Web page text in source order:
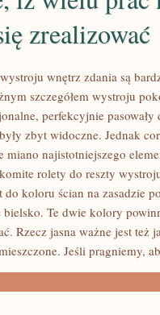
zrealizować
wnętrz zdania są
szczegółem wystroju
perfekcyjnie
zbyt widoczne. Jednak
miano najistotniejszego
rolety do reszty
do koloru ścian na zasadzie
bielsko. Te dwie kolory
Rzecz jasna ważne jest
Jeśli pragniemy,